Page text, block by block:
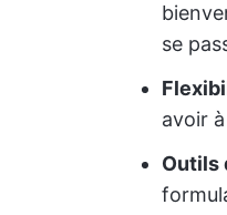
se
avoir
Outils